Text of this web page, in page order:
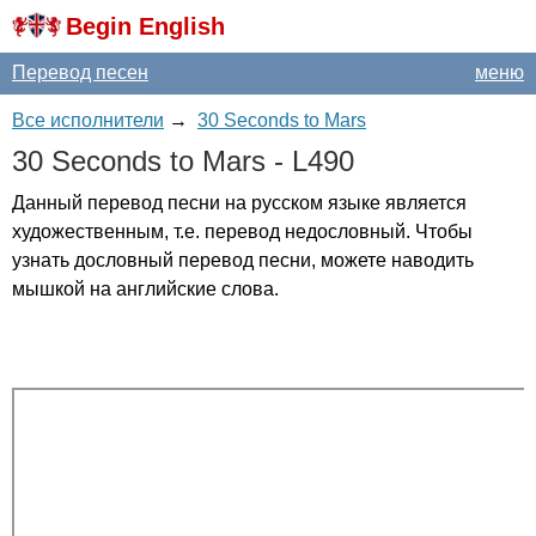
Begin English
меню
Перевод песен
Все исполнители → 30 Seconds to Mars
30 Seconds to Mars - L490
Данный перевод песни на русском языке является
художественным, т.е. перевод недословный. Чтобы
узнать дословный перевод песни, можете наводить
мышкой на английские слова.